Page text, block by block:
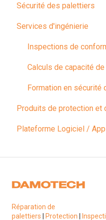
Sécurité des palettiers
Services d'ingénierie
Inspections de
Calculs de capacité
Formation en sécurité
Produits de protection et
Produits de protection
Plateforme Logiciel /
Réparation de
palettiers
Protection